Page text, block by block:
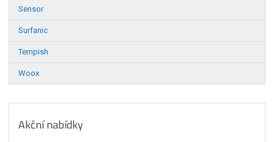
Sensor
Surfanic
Tempish
Woox
Akční nabídky